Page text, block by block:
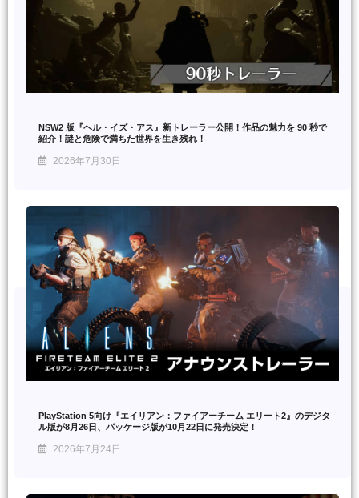
NSW2 版『ヘル・イズ・アス』新トレーラー公開！作品の魅力を 90 秒で
紹介！謎と危険で満ちた世界を生き残れ！
2026年7月30日
PlayStation 5向け『エイリアン：ファイアーチーム エリート2』のデジタ
ル版が8月26日、パッケージ版が10月22日に発売決定！
2026年7月24日